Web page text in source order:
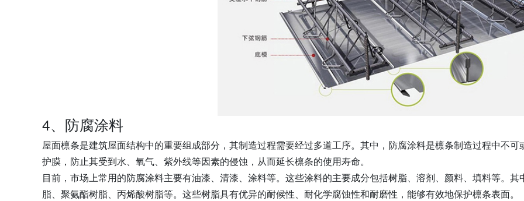
4、防腐涂料
屋面檩条是建筑屋面结构中的重要组成部分，其制造过程需要经过多道工序。其中，防腐涂料是檩条制造过程中不
护膜，防止其受到水、氧气、紫外线等因素的侵蚀，从而延长檩条的使用寿命。
目前，市场上常用的防腐涂料主要有油漆、清漆、涂料等。这些涂料的主要成分包括树脂、溶剂、颜料、填料等。
脂、聚氨酯树脂、丙烯酸树脂等。这些树脂具有优异的耐候性、耐化学腐蚀性和耐磨性，能够有效地保护檩条表面。